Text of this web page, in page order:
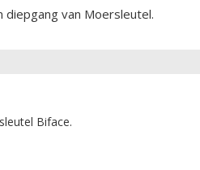
van Moersleutel.
Biface.